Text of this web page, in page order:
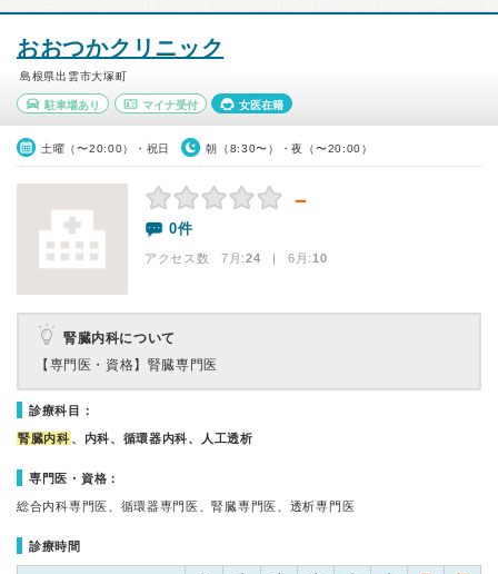
おおつかクリニック
島根県出雲市大塚町
駐車場あり マイナ受付 女医在籍
土曜（〜20:00）・祝日 朝（8:30〜）・夜（〜20:00）
－
0件
アクセス数 7月:24 | 6月:10
腎臓内科について
【専門医・資格】 腎臓専門医
診療科目：
腎臓内科 、内科、循環器内科、人工透析
専門医・資格：
総合内科専門医、循環器専門医、腎臓専門医、透析専門医
診療時間